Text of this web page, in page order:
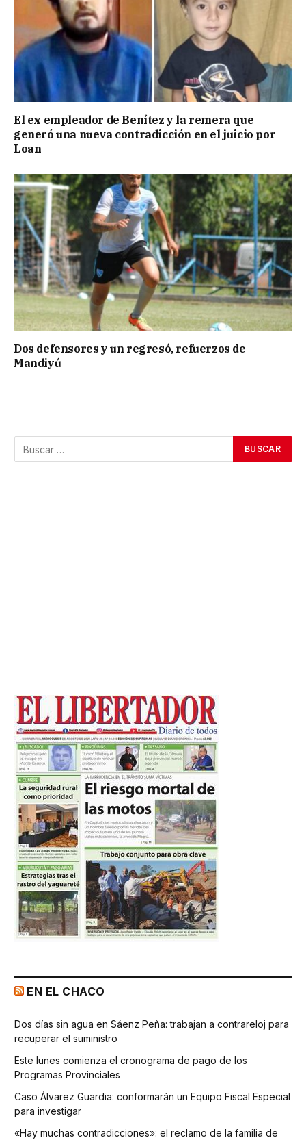
El ex empleador de Benítez y la remera que
generó una nueva contradicción en el juicio por
Loan
Dos defensores y un regresó, refuerzos de
Mandiyú
EN EL CHACO
Dos días sin agua en Sáenz Peña: trabajan a contrareloj para
recuperar el suministro
Este lunes comienza el cronograma de pago de los
Programas Provinciales
Caso Álvarez Guardia: conformarán un Equipo Fiscal Especial
para investigar
«Hay muchas contradicciones»: el reclamo de la familia de